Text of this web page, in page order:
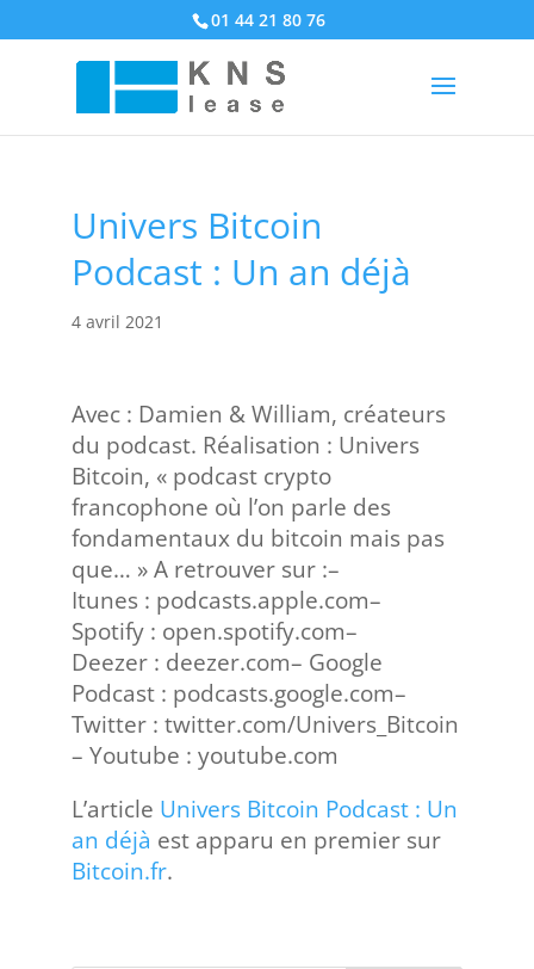
01 44 21 80 76
Univers Bitcoin
Podcast : Un an déjà
4 avril 2021
Avec : Damien & William, créateurs
du podcast. Réalisation : Univers
Bitcoin, « podcast crypto
francophone où l’on parle des
fondamentaux du bitcoin mais pas
que… » A retrouver sur :–
Itunes : podcasts.apple.com–
Spotify : open.spotify.com–
Deezer : deezer.com– Google
Podcast : podcasts.google.com–
Twitter : twitter.com/Univers_Bitcoin
– Youtube : youtube.com
L’article Univers Bitcoin Podcast : Un
an déjà est apparu en premier sur
Bitcoin.fr.